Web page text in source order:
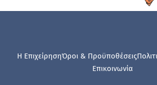
Η ΕπιχείρησηΌροι & Προϋποθέσεις
Επικοινωνία